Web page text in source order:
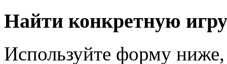
Найти конкретную
Используйте форму